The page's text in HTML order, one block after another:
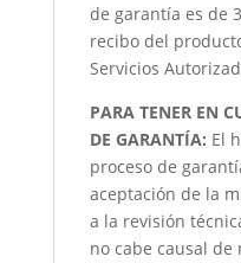
de garantía es de
recibo del
Servicios
PARA TENER EN
DE GARANTÍA: El
proceso de
aceptación de la
a la revisión
no cabe causal de